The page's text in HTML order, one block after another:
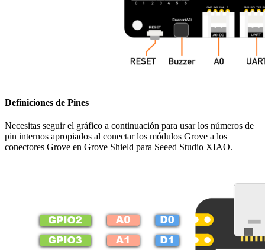
Definiciones de Pines
Necesitas seguir el gráfico a continuación para usar los números de
pin internos apropiados al conectar los módulos Grove a los
conectores Grove en Grove Shield para Seeed Studio XIAO.